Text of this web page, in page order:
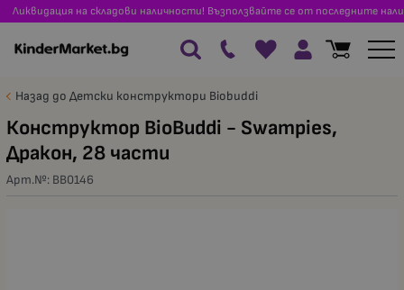
Ликвидация на складови наличности! Възползвайте се от последните
Назад до Детски конструктори Biobuddi
Конструктор BioBuddi - Swampies,
Дракон, 28 части
Арт.№: BB0146